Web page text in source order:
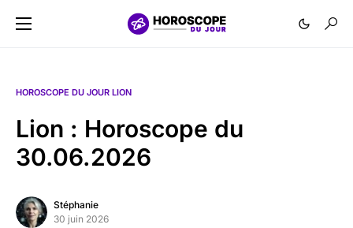
HOROSCOPE DU JOUR LION
Lion : Horoscope du
30.06.2026
Stéphanie
30 juin 2026